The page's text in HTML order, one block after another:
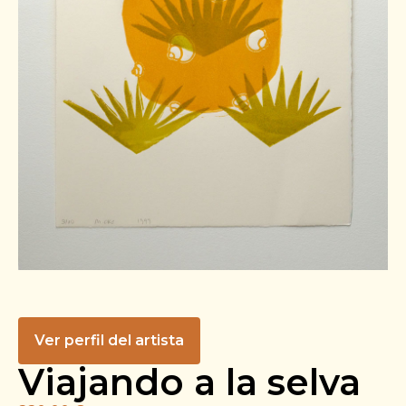
Ver perfil del artista
Viajando a la selva